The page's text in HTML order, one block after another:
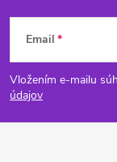
Z
á
p
Email
Vložením e-mailu
údajov